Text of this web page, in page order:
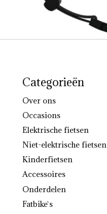
Categorieën
Over ons
Occasions
Elektrische fietsen
Niet-elektrische fietsen
Kinderfietsen
Accessoires
Onderdelen
Fatbike`s